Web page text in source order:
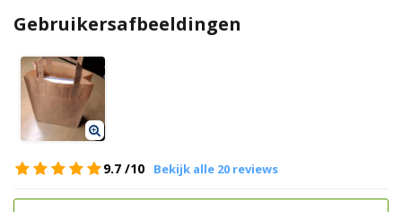
Gebruikersafbeeldingen
9.7 /10 Bekijk alle 20 reviews